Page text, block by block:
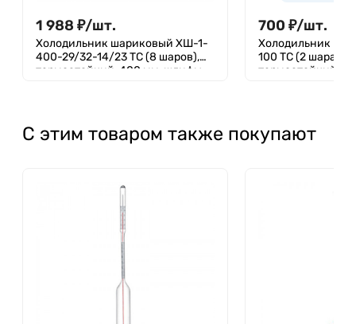
1 988 ₽/шт.
Холодильник шариковый ХШ-1-
400-29/32-14/23 ТС (8 шаров),
термостойкий, 400 мм, шлифы
700 ₽/шт.
Холодильник
100 ТС (2 шара),
термостойкий,
С этим товаром также покупают